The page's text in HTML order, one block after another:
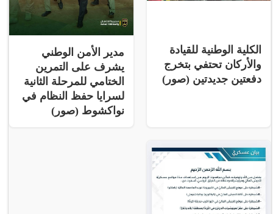
الكلية الوطنية للقيادة
والأركان تحتفي بتخرج
دفعتين جديدتين (صور)
مدير الأمن الوطني
يشرف على التمرين
الختامي للمرحلة الثانية
لسرايا حفظ النظام في
نواكشوط (صور)